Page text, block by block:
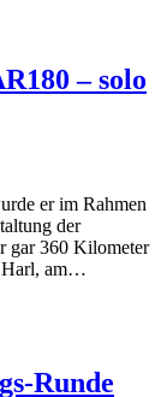
– solo
er im Rahmen
der
gar 360 Kilometer
Harl, am…
Runde